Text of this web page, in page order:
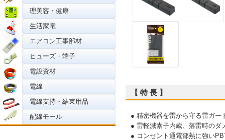
理美容・健康
生活家電
エアコン工事部材
ヒューズ・端子
電設資材
電線
電線支持・結束用品
配線モール
【 特 長 】
● 精密機器を雷から守る雷ガー
● 雷軽減素子内蔵、落雷時のダ
● コンセント通電部熱に強い